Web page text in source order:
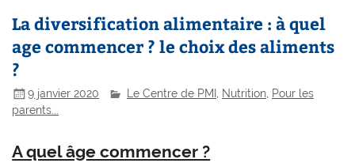
La diversification alimentaire : à quel
age commencer ? le choix des aliments
?
9 janvier 2020 Le Centre de PMI Nutrition Pour les
parents...
A quel âge commencer ?